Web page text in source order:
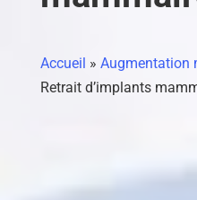
Accueil » Augmentation
Retrait d’implants